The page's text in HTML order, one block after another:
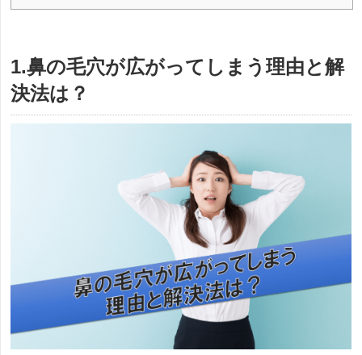
1.鼻の毛穴が広がってしまう理由と解
決法は？